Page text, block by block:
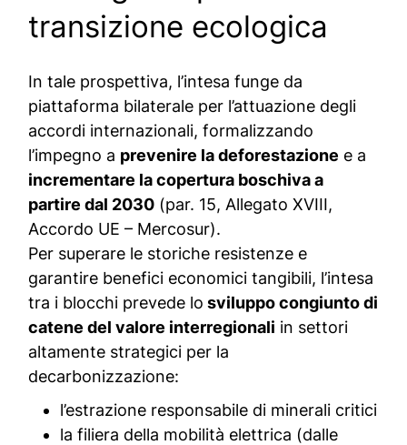
transizione ecologica
In tale prospettiva, l’intesa funge da
piattaforma bilaterale per l’attuazione degli
accordi internazionali, formalizzando
l’impegno a prevenire la deforestazione e a
incrementare la copertura boschiva a
partire dal 2030 (par. 15, Allegato XVIII,
Accordo UE – Mercosur).
Per superare le storiche resistenze e
garantire benefici economici tangibili, l’intesa
tra i blocchi prevede lo sviluppo congiunto di
catene del valore interregionali in settori
altamente strategici per la
decarbonizzazione:
l’estrazione responsabile di minerali critici
la filiera della mobilità elettrica (dalle